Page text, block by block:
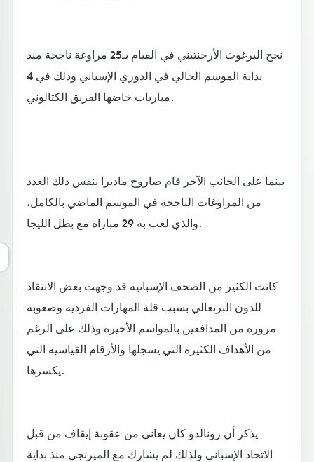
نجح البرغوث الأرجنتيني في القيام بـ25 مراوغة ناجحة منذ
بداية الموسم الحالي في الدوري الإسباني وذلك في 4
مباريات خاضها الفريق الكتالوني.
بينما على الجانب الآخر قام صاروخ ماديرا بنفس ذلك العدد
من المراوغات الناجحة في الموسم الماضي بالكامل،
والذي لعب به 29 مباراة مع بطل الليجا.
كانت الكثير من الصحف الإسبانية قد وجهت بعض الانتقاد
للدون البرتغالي بسبب قلة المهارات الفردية وصعوبة
مروره من المدافعين بالمواسم الأخيرة وذلك على الرغم
من الأهداف الكثيرة التي يسجلها والأرقام القياسية التي
يكسرها.
يذكر أن رونالدو كان يعاني من عقوبة إيقاف من قبل
الاتحاد الإسباني ولذلك لم يشارك مع الميرنجي منذ بداية